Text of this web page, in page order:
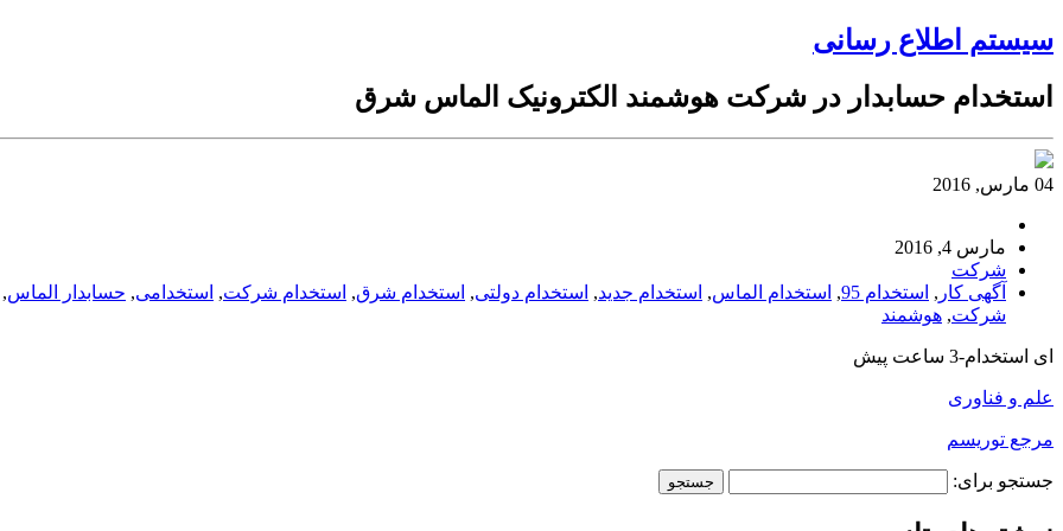
سیستم اطلاع رسانی
استخدام حسابدار در شرکت هوشمند الکترونیک الماس شرق
04 مارس, 2016
مارس 4, 2016
شرکت
آگهی کار , استخدام 95 , استخدام الماس, استخدام جدید, استخدام دولتی, استخدام شرق, استخدام شرکت, استخدامی, حسابدار الماس,
شرکت, هوشمند
ای استخدام-3 ساعت پیش
علم و فناوری
مرجع توریسم
جستجو برای: